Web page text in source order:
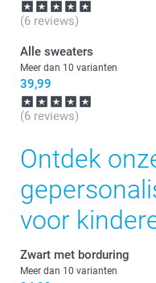
(6 reviews)
Alle sweaters
Meer dan 10 varianten
39,99
(6 reviews)
Ontdek
voor
Zwart met borduring
Meer dan 10 varianten